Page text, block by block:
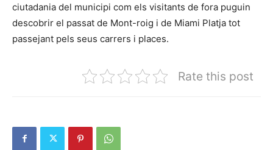
ciutadania del municipi com els visitants de fora puguin
descobrir el passat de Mont-roig i de Miami Platja tot
passejant pels seus carrers i places.
Rate this post